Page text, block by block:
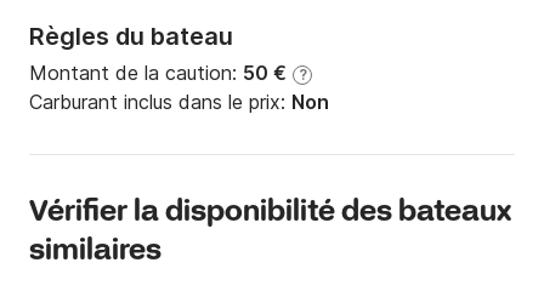
Règles du bateau
Montant de la caution: 50 € ?
Carburant inclus dans le prix: Non
Vérifier la disponibilité des bateaux
similaires